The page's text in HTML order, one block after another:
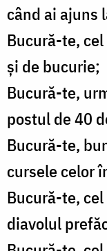
când ai ajuns
Bucură-te,
și de bucurie;
Bucură-te,
postul de 40
Bucură-te,
cursele celor
Bucură-te,
diavolul